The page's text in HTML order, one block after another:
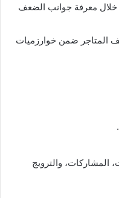
معرفة جوانب الضعف
المتاجر ضمن خوارزميات
المشاركات، والترويج